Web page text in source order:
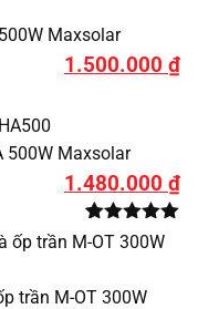
Maxsolar
1.500.000 ₫
500W Maxsolar
1.480.000 ₫
5.00 trên 5
dựa trên
5
trần M-OT 300W